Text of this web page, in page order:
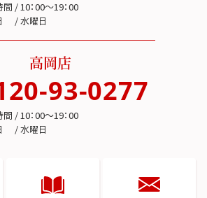
/ 10：00～19：00
/ 水曜日
高岡店
93-0277
/ 10：00～19：00
/ 水曜日